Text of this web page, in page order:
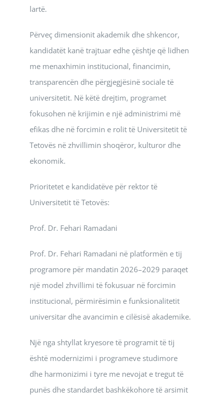
lartë.
Përveç dimensionit akademik dhe shkencor,
kandidatët kanë trajtuar edhe çështje që lidhen
me menaxhimin institucional, financimin,
transparencën dhe përgjegjësinë sociale të
universitetit. Në këtë drejtim, programet
fokusohen në krijimin e një administrimi më
efikas dhe në forcimin e rolit të Universitetit të
Tetovës në zhvillimin shoqëror, kulturor dhe
ekonomik.
Prioritetet e kandidatëve për rektor të
Universitetit të Tetovës:
Prof. Dr. Fehari Ramadani
Prof. Dr. Fehari Ramadani në platformën e tij
programore për mandatin 2026–2029 paraqet
një model zhvillimi të fokusuar në forcimin
institucional, përmirësimin e funksionalitetit
universitar dhe avancimin e cilësisë akademike.
Një nga shtyllat kryesore të programit të tij
është modernizimi i programeve studimore
dhe harmonizimi i tyre me nevojat e tregut të
punës dhe standardet bashkëkohore të arsimit